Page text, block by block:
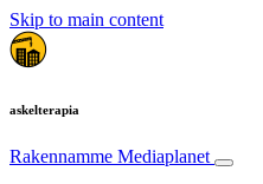
Skip to main content
askelterapia
Rakennamme Mediaplanet